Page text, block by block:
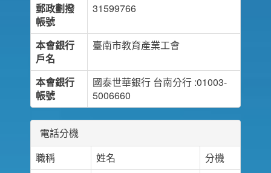
郵政劃撥
帳號
31599766
本會銀行
戶名
臺南市教育產業工會
本會銀行
帳號
國泰世華銀行 台南分行 :01003-
5006660
電話分機
職稱
姓名
分機